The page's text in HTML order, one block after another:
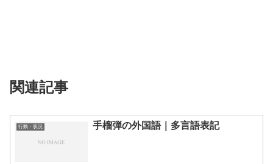
関連記事
行動・状況 手榴弾の外国語｜多言語表記